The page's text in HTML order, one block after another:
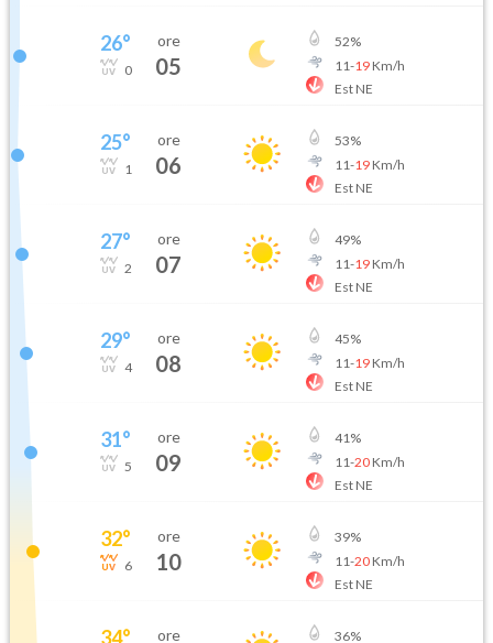
26°
0
ore
05
52%
11-19Km/h
Est NE
25°
1
ore
06
53%
11-19Km/h
Est NE
27°
2
ore
07
49%
11-19Km/h
Est NE
29°
4
ore
08
45%
11-19Km/h
Est NE
31°
5
ore
09
41%
11-20Km/h
Est NE
32°
6
ore
10
39%
11-20Km/h
Est NE
34° ore 36%